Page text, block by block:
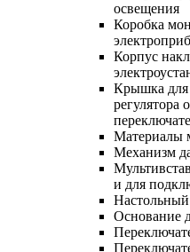
освещения
Коробка
Корпус
Крышка для
регулятора
Материалы
Механизм
и для
Основание